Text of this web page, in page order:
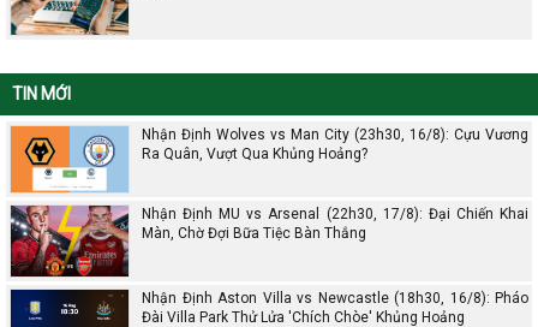
TIN MỚI
Nhận Định Wolves vs Man City (23h30, 16/8): Cựu Vương
Ra Quân, Vượt Qua Khủng Hoảng?
Nhận Định MU vs Arsenal (22h30, 17/8): Đại Chiến Khai
Màn, Chờ Đợi Bữa Tiệc Bàn Thắng
Nhận Định Aston Villa vs Newcastle (18h30, 16/8): Pháo
Đài Villa Park Thử Lửa 'Chích Chòe' Khủng Hoảng